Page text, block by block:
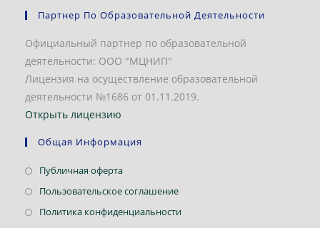
Партнер По Образовательной Деятельности
Официальный партнер по образовательной
деятельности: ООО "МЦНИП"
Лицензия на осуществление образовательной
деятельности №1686 от 01.11.2019.
Открыть лицензию
Общая Информация
Публичная офертаОткроется
в
Пользовательское соглашениеОткроется
в
Политика конфиденциальностиОткроется